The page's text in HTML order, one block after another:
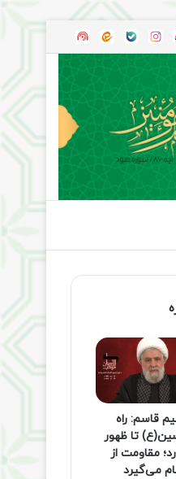
آپاراتاینستاگرام
بله ایتا
قاسم: راه
تا ظهور
مقاومت از
می‌گیرد